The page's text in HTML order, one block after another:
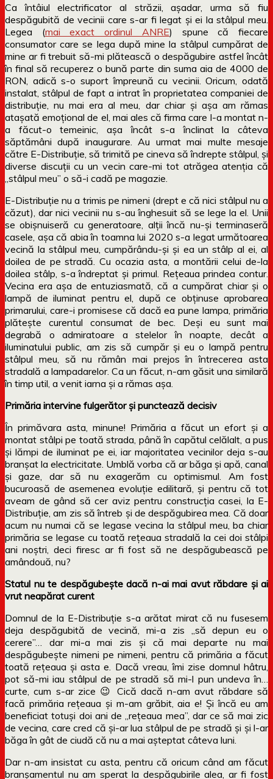
Ca întâiul electrificator al străzii, așadar, urma să fiu
despăgubită de vecinii care s-ar fi legat și ei la stâlpul meu.
Legea (mai exact ordinul ANRE) spune că fiecare
consumator care se lega după mine la stâlpul cumpărat de
mine ar fi trebuit să-mi plătească o despăgubire astfel încât
în final să recuperez o bună parte din suma aia de 4000 de
RON, adică s-o suport împreună cu vecinii. Oricum, odată
instalat, stâlpul de fapt a intrat în proprietatea companiei de
distribuție, nu mai era al meu, dar chiar și așa am rămas
atașată emoțional de el, mai ales că firma care l-a montat n-
a făcut-o temeinic, așa încât s-a înclinat la câteva
săptămâni după inaugurare. Au urmat mai multe mesaje
către E-Distribuție, să trimită pe cineva să îndrepte stâlpul, și
diverse discuții cu un vecin care-mi tot atrăgea atenția că
„stâlpul meu” o să-i cadă pe magazie.
E-Distribuție nu a trimis pe nimeni (drept e că nici stâlpul nu a
căzut), dar nici vecinii nu s-au înghesuit să se lege la el. Unii
se obișnuiseră cu generatoare, alții încă nu-și terminaseră
casele, așa că abia în toamna lui 2020 s-a legat următoarea
vecină la stâlpul meu, cumpărându-și și ea un stâlp al ei, al
doilea de pe stradă. Cu ocazia asta, a montării celui de-la
doilea stâlp, s-a îndreptat și primul. Rețeaua prindea contur.
Vecina era așa de entuziasmată, că a cumpărat chiar și o
lampă de iluminat pentru el, după ce obținuse aprobarea
primarului, care-i promisese că dacă ea pune lampa, primăria
plătește curentul consumat de bec. Deși eu sunt mai
degrabă o admiratoare a stelelor în noapte, decât a
iluminatului public, am zis să cumpăr și eu o lampă pentru
stâlpul meu, să nu rămân mai prejos în întrecerea asta
stradală a lampadarelor. Ca un făcut, n-am găsit una similară
în timp util, a venit iarna și a rămas așa.
Primăria intervine fulgerător și punctează decisiv
În primăvara asta, minune! Primăria a făcut un efort și a
montat stâlpi pe toată strada, până în capătul celălalt, a pus
și lămpi de iluminat pe ei, iar majoritatea vecinilor deja s-au
branșat la electricitate. Umblă vorba că ar băga și apă, canal
și gaze, dar să nu exagerăm cu optimismul. Am fost
bucuroasă de asemenea evoluție edilitară, și pentru că tot
aveam de gând să cer aviz pentru construcția casei, la E-
Distribuție, am zis să întreb și de despăgubirea mea. Că doar
acum nu numai că se legase vecina la stâlpul meu, ba chiar
primăria se legase cu toată rețeaua stradală la cei doi stâlpi
ani noștri, deci firesc ar fi fost să ne despăgubească pe
amândouă, nu?
Statul nu te despăgubește dacă n-ai mai avut răbdare și ai
vrut neapărat curent
Domnul de la E-Distribuție s-a arătat mirat că nu fusesem
deja despăgubită de vecină, mi-a zis „să depun eu o
cerere”… dar mi-a mai zis și că mai departe nu mai
despăgubește nimeni pe nimeni, pentru că primăria a făcut
toată rețeaua și asta e. Dacă vreau, îmi zise domnul hâtru,
pot să-mi iau stâlpul de pe stradă să mi-l pun undeva în…
curte, cum s-ar zice 😉 Cică dacă n-am avut răbdare să
facă primăria rețeaua și m-am grăbit, aia e! Și încă eu am
beneficiat totuși doi ani de „rețeaua mea”, dar ce să mai zic
de vecina, care cred că și-ar lua stâlpul de pe stradă și și l-ar
băga în gât de ciudă că nu a mai așteptat câteva luni.
Dar n-am insistat cu asta, pentru că oricum când am făcut
branșamentul nu am sperat la despăgubirile alea, ar fi fost